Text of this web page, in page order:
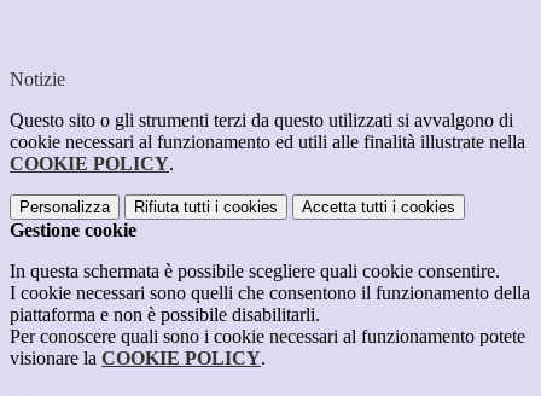
Notizie
Questo sito o gli strumenti terzi da questo utilizzati si avvalgono di
cookie necessari al funzionamento ed utili alle finalità illustrate nella
COOKIE POLICY.
Personalizza Rifiuta tutti i cookies Accetta tutti i cookies
Gestione cookie
In questa schermata è possibile scegliere quali cookie consentire.
I cookie necessari sono quelli che consentono il funzionamento della
piattaforma e non è possibile disabilitarli.
Per conoscere quali sono i cookie necessari al funzionamento potete
visionare la COOKIE POLICY.